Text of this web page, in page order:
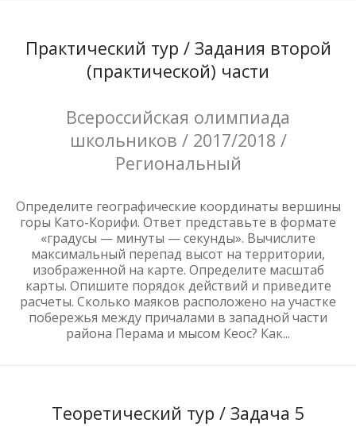
Практический тур / Задания второй
(практической) части
Всероссийская олимпиада
школьников / 2017/2018 /
Региональный
Определите географические координаты вершины
горы Като-Корифи. Ответ представьте в формате
«градусы — минуты — секунды». Вычислите
максимальный перепад высот на территории,
изображенной на карте. Определите масштаб
карты. Опишите порядок действий и приведите
расчеты. Сколько маяков расположено на участке
побережья между причалами в западной части
района Перама и мысом Кеос? Как...
Теоретический тур / Задача 5